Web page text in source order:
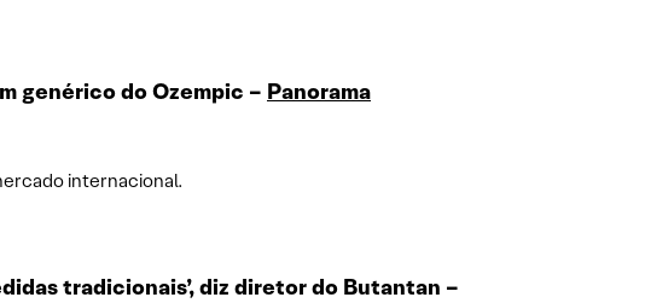
genérico do Ozempic – Panorama
internacional.
tradicionais’, diz diretor do Butantan –